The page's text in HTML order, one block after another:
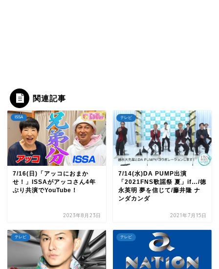
関連記事
ISSA
7/16(日)「アッコにおまか
せ！」ISSAがアッコさん4年
ぶり共演でYouTube！
2023年8月23日
テレビ
7/14(水)DA PUMP出演
「2021FNS歌謡祭 夏」if…/徳
永英明 夢を信じて/藤井隆 ナ
ンダカンダ
2021年7月15日
テレビ テレビ